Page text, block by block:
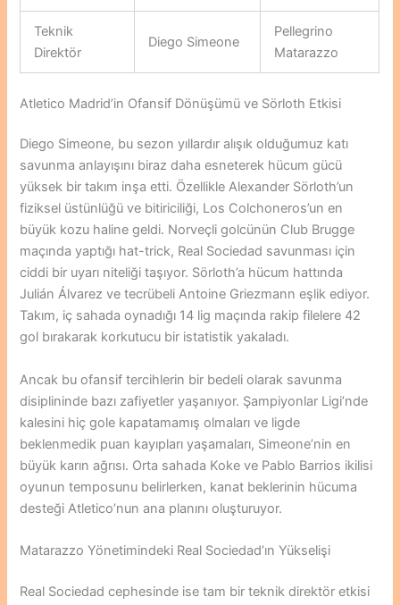
Teknik
Direktör
Diego Simeone
Pellegrino
Matarazzo
Atletico Madrid’in Ofansif Dönüşümü ve Sörloth Etkisi
Diego Simeone, bu sezon yıllardır alışık olduğumuz katı
savunma anlayışını biraz daha esneterek hücum gücü
yüksek bir takım inşa etti. Özellikle Alexander Sörloth’un
fiziksel üstünlüğü ve bitiriciliği, Los Colchoneros’un en
büyük kozu haline geldi. Norveçli golcünün Club Brugge
maçında yaptığı hat-trick, Real Sociedad savunması için
ciddi bir uyarı niteliği taşıyor. Sörloth’a hücum hattında
Julián Álvarez ve tecrübeli Antoine Griezmann eşlik ediyor.
Takım, iç sahada oynadığı 14 lig maçında rakip filelere 42
gol bırakarak korkutucu bir istatistik yakaladı.
Ancak bu ofansif tercihlerin bir bedeli olarak savunma
disiplininde bazı zafiyetler yaşanıyor. Şampiyonlar Ligi’nde
kalesini hiç gole kapatamamış olmaları ve ligde
beklenmedik puan kayıpları yaşamaları, Simeone’nin en
büyük karın ağrısı. Orta sahada Koke ve Pablo Barrios ikilisi
oyunun temposunu belirlerken, kanat beklerinin hücuma
desteği Atletico’nun ana planını oluşturuyor.
Matarazzo Yönetimindeki Real Sociedad’ın Yükselişi
Real Sociedad cephesinde ise tam bir teknik direktör etkisi